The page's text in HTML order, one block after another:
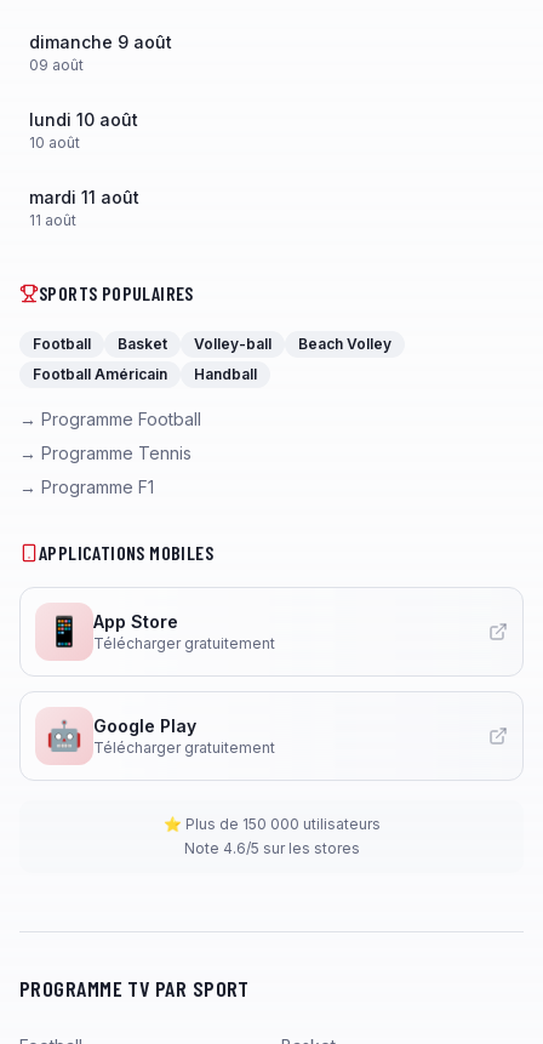
dimanche 9 août
09 août
lundi 10 août
10 août
mardi 11 août
11 août
SPORTS POPULAIRES
Football Basket Volley-ball
Beach Volley
Football Américain
Handball
→ Programme Football
→ Programme Tennis
→ Programme F1
APPLICATIONS MOBILES
📱 App Store
Télécharger gratuitement
🤖 Google Play
Télécharger gratuitement
⭐ Plus de 150 000 utilisateurs
Note 4.6/5 sur les stores
PROGRAMME TV PAR SPORT